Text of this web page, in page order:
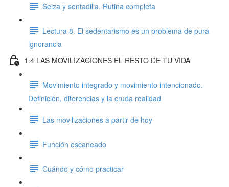
Seiza y sentadilla. Rutina completa
Lectura 8. El sedentarismo es un problema de pura
ignorancia
1.4 LAS MOVILIZACIONES EL RESTO DE TU VIDA
Movimiento integrado y movimiento intencionado.
Definición, diferencias y la cruda realidad
Las movilizaciones a partir de hoy
Función escaneado
Cuándo y cómo practicar